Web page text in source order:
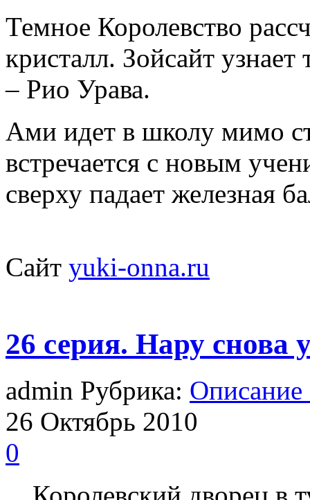
Темное Королевство
кристалл. Зойсайт узнает
– Рио Урава.
Ами идет в школу мимо
встречается с новым
сверху падает железная
Сайт yuki-onna.ru
26 серия. Нару снова
admin Рубрика:
26 Октябрь 2010
0